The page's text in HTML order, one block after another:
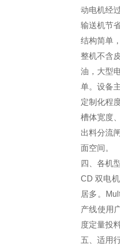
动电机经
输送机节
结构简单
整机不含
油，大型
单。设备
定制化程
槽体宽度
出料分流
面空间。
四、各机
CD 双电
居多。
产线使用
度定量投
五、适用